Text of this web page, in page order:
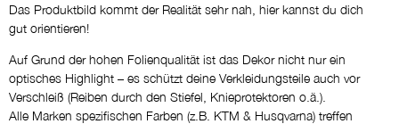
Das Produktbild kommt der Realität sehr nah, hier kannst du dich
gut orientieren!
Auf Grund der hohen Folienqualität ist das Dekor nicht nur ein
optisches Highlight – es schützt deine Verkleidungsteile auch vor
Verschleiß (Reiben durch den Stiefel, Knieprotektoren o.ä.).
Alle Marken spezifischen Farben (z.B. KTM & Husqvarna) treffen